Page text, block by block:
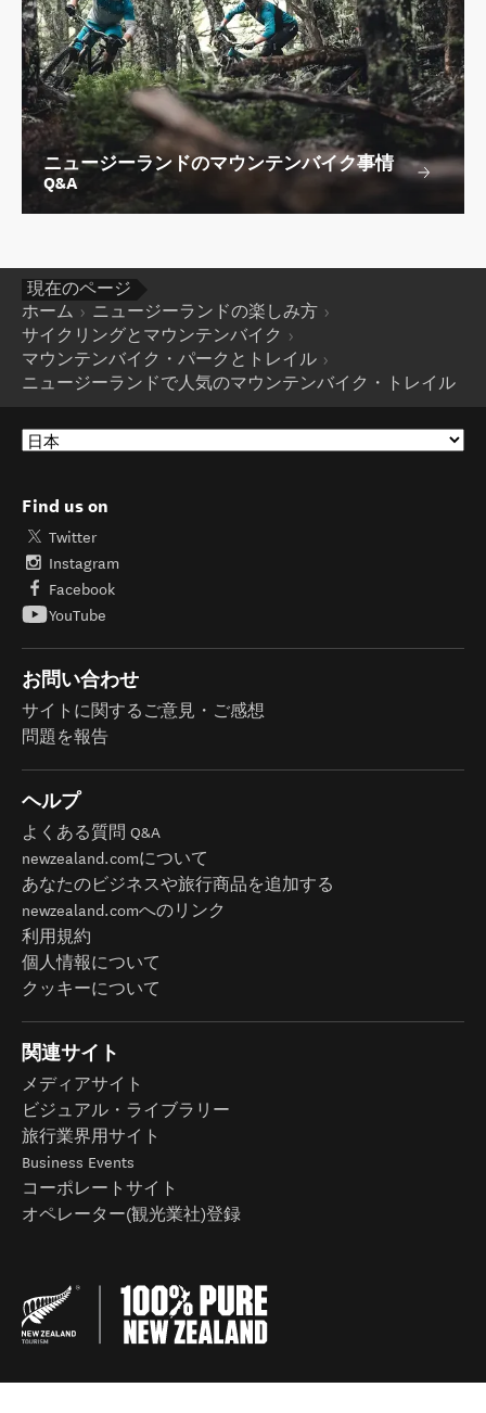
ニュージーランドのマウンテンバイク事情
Q&A
現在のページ
ホーム
ニュージーランドの楽しみ方
サイクリングとマウンテンバイク
マウンテンバイク・パークとトレイル
ニュージーランドで人気のマウンテンバイク・トレイル
Find us on
Twitter
Instagram
Facebook
YouTube
お問い合わせ
サイトに関するご意見・ご感想
問題を報告
ヘルプ
よくある質問 Q&A
newzealand.comについて
あなたのビジネスや旅行商品を追加する
newzealand.comへのリンク
利用規約
個人情報について
クッキーについて
関連サイト
メディアサイト
ビジュアル・ライブラリー
旅行業界用サイト
Business Events
コーポレートサイト
オペレーター(観光業社)登録